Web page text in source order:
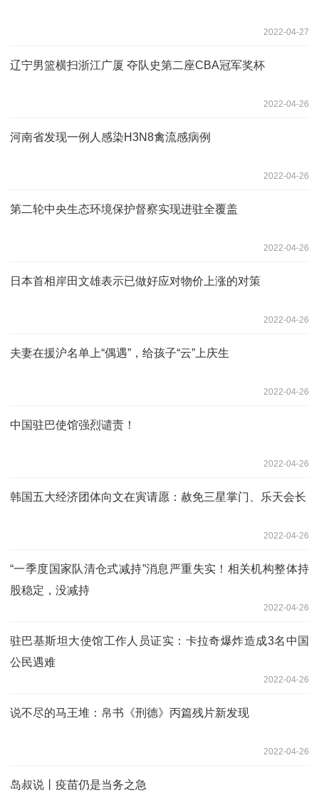
2022-04-27
辽宁男篮横扫浙江广厦 夺队史第二座CBA冠军奖杯
2022-04-26
河南省发现一例人感染H3N8禽流感病例
2022-04-26
第二轮中央生态环境保护督察实现进驻全覆盖
2022-04-26
日本首相岸田文雄表示已做好应对物价上涨的对策
2022-04-26
夫妻在援沪名单上“偶遇”，给孩子“云”上庆生
2022-04-26
中国驻巴使馆强烈谴责！
2022-04-26
韩国五大经济团体向文在寅请愿：赦免三星掌门、乐天会长
2022-04-26
“一季度国家队清仓式减持”消息严重失实！相关机构整体持
股稳定，没减持
2022-04-26
驻巴基斯坦大使馆工作人员证实：卡拉奇爆炸造成3名中国
公民遇难
2022-04-26
说不尽的马王堆：帛书《刑德》丙篇残片新发现
2022-04-26
岛叔说丨疫苗仍是当务之急